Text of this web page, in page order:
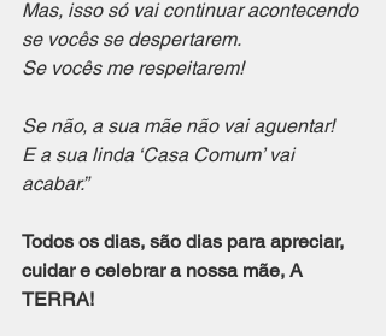
Mas, isso só vai continuar acontecendo
se vocês se despertarem.
Se vocês me respeitarem!
Se não, a sua mãe não vai aguentar!
E a sua linda ‘Casa Comum’ vai
acabar.”
Todos os dias, são dias para apreciar,
cuidar e celebrar a nossa mãe, A
TERRA!